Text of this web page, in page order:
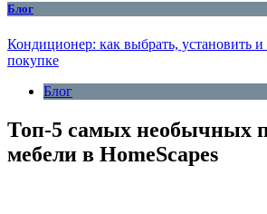
Блог
Кондиционер: как выбрать, установить
покупке
Блог
Топ-5 самых необычных
мебели в HomeScapes